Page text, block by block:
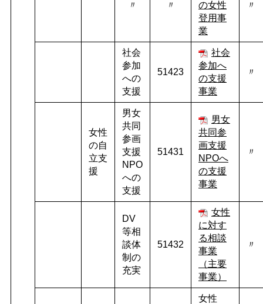
〃 〃
の女性
登用事
業
〃
社会
参加
への
支援
51423
社会
参加へ
の支援
事業
〃
女性
の自
立支
援
男女
共同
参画
支援
NPO
への
支援
51431
男女
共同参
画支援
NPOへ
の支援
事業
〃
DV
等相
談体
制の
充実
51432
女性
に対す
る相談
事業
（主要
事業）
〃
女性